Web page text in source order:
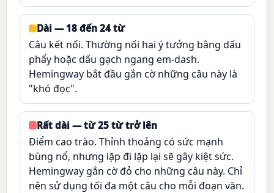
Dài — 18 đến 24 từ
Câu kết nối. Thường nối hai ý tưởng bằng dấu
phẩy hoặc dấu gạch ngang em-dash.
Hemingway bắt đầu gắn cờ những câu này là
"khó đọc".
Rất dài — từ 25 từ trở lên
Điểm cao trào. Thỉnh thoảng có sức mạnh
bùng nổ, nhưng lặp đi lặp lại sẽ gây kiệt sức.
Hemingway gắn cờ đỏ cho những câu này. Chỉ
nên sử dụng tối đa một câu cho mỗi đoạn văn.